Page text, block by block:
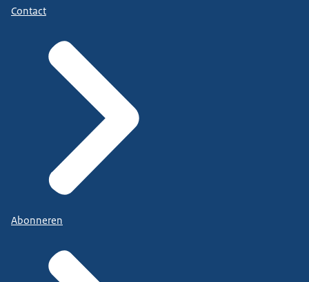
Contact
Abonneren